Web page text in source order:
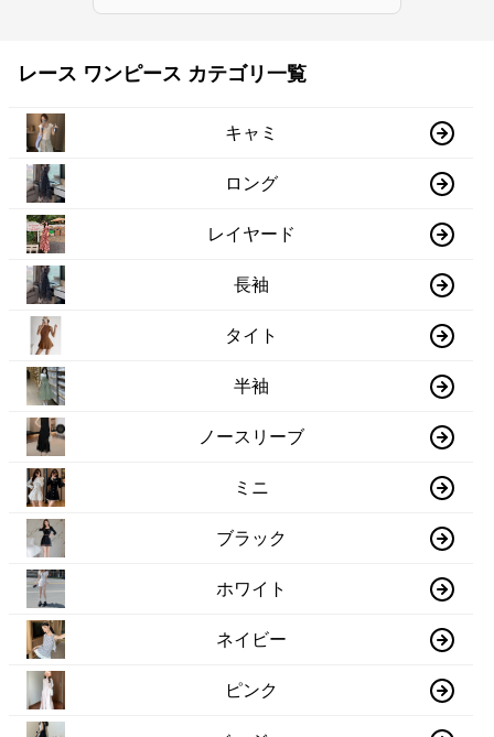
レース ワンピース カテゴリ一覧
キャミ
ロング
レイヤード
長袖
タイト
半袖
ノースリーブ
ミニ
ブラック
ホワイト
ネイビー
ピンク